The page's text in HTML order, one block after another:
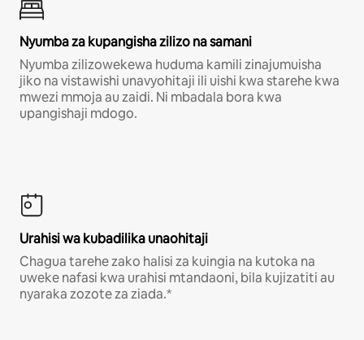
Nyumba za kupangisha zilizo na samani
Nyumba zilizowekewa huduma kamili zinajumuisha
jiko na vistawishi unavyohitaji ili uishi kwa starehe kwa
mwezi mmoja au zaidi. Ni mbadala bora kwa
upangishaji mdogo.
Urahisi wa kubadilika unaohitaji
Chagua tarehe zako halisi za kuingia na kutoka na
uweke nafasi kwa urahisi mtandaoni, bila kujizatiti au
nyaraka zozote za ziada.*